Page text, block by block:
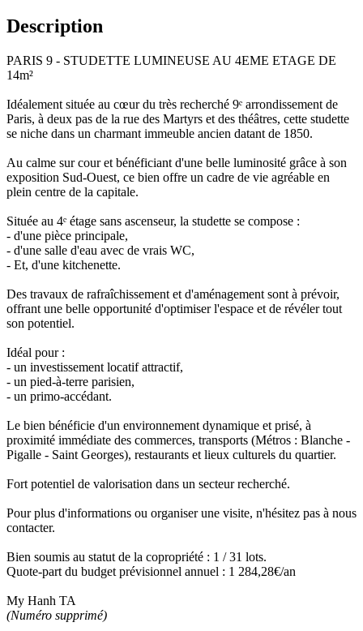
Description
PARIS 9 - STUDETTE LUMINEUSE AU 4EME ETAGE DE
14m²
Idéalement située au cœur du très recherché 9ᵉ arrondissement de
Paris, à deux pas de la rue des Martyrs et des théâtres, cette studette
se niche dans un charmant immeuble ancien datant de 1850.
Au calme sur cour et bénéficiant d'une belle luminosité grâce à son
exposition Sud-Ouest, ce bien offre un cadre de vie agréable en
plein centre de la capitale.
Située au 4ᵉ étage sans ascenseur, la studette se compose :
- d'une pièce principale,
- d'une salle d'eau avec de vrais WC,
- Et, d'une kitchenette.
Des travaux de rafraîchissement et d'aménagement sont à prévoir,
offrant une belle opportunité d'optimiser l'espace et de révéler tout
son potentiel.
Idéal pour :
- un investissement locatif attractif,
- un pied-à-terre parisien,
- un primo-accédant.
Le bien bénéficie d'un environnement dynamique et prisé, à
proximité immédiate des commerces, transports (Métros : Blanche -
Pigalle - Saint Georges), restaurants et lieux culturels du quartier.
Fort potentiel de valorisation dans un secteur recherché.
Pour plus d'informations ou organiser une visite, n'hésitez pas à nous
contacter.
Bien soumis au statut de la copropriété : 1 / 31 lots.
Quote-part du budget prévisionnel annuel : 1 284,28€/an
My Hanh TA
(Numéro supprimé)